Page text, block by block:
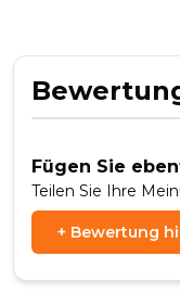
Fügen Sie
Teilen Sie Ihre
+ Bewertung